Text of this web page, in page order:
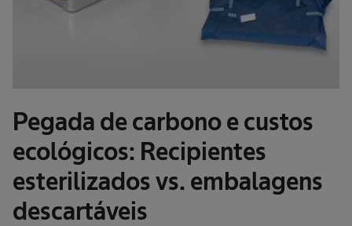
Pegada de carbono e custos
ecológicos: Recipientes
esterilizados vs. embalagens
descartáveis